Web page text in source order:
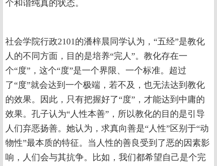
个和谐纯真的状态。
社会学院行政2101的潘梓晨同学认为，“五经”是教化
人的不同方面，目的是培养“完人”。教化存在一
个“度”，这个“度”是一个界限、一个标准。超过
了“度”就会达到一个极端，若不及，也无法达到教化
的效果。因此，只有把握好了“度”，才能达到中庸的
效果。孔子认为“人性本善”，所以教化的目的是引导
人们弃恶扬善。她认为，求真向善是“人性”区别于“动
物性”最本质的特征。当人性的善良受到了恶的因素影
响，人们会与其抗争。比如，我们都希望自己是个完